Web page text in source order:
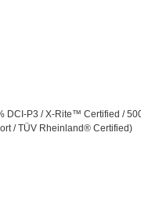
DCI-P3 / X-Rite™ Certified /
/ TÜV Rheinland® Certified)